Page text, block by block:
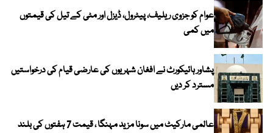
عوام کو جزوی ریلیف، پیٹرول، ڈیزل اور مٹی کے تیل کی قیمتوں
میں کمی
پشاور ہائیکورٹ نے افغان شہریوں کی عارضی قیام کی درخواستیں
مسترد کر دیں
عالمی مارکیٹ میں سونا مزید مہنگا ، قیمت 7 ہفتوں کی بلند